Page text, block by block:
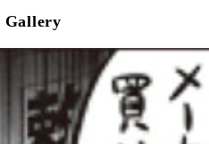
Gallery